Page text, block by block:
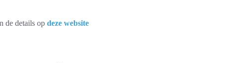
de details op deze website